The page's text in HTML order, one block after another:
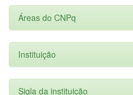
Áreas do CNPq
Instituição
Sigla da instituição